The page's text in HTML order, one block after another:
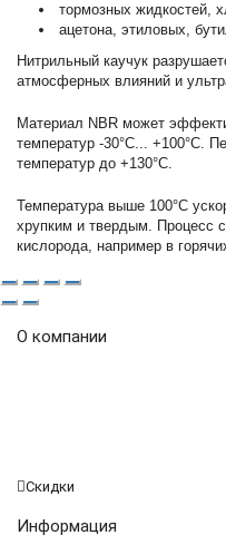
тормозных жидкостей,
ацетона, этиловых,
Нитрильный каучук
атмосферных влияний и
Материал NBR может
температур -30°С... +100°С.
температур до +130°С.
Температура выше 100°С
хрупким и твердым. Процесс
кислорода, например в
О компании
Скидки
Информация